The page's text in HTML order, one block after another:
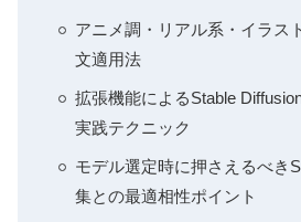
アニメ調・リアル系・イラス
文適用法
拡張機能によるStable
実践テクニック
モデル選定時に押さえるべき
集との最適相性ポイント